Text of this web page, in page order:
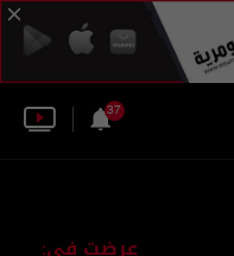
37
عرضت في: